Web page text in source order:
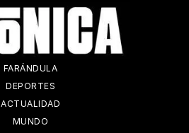
FARÁNDULA
DEPORTES
ACTUALIDAD
MUNDO